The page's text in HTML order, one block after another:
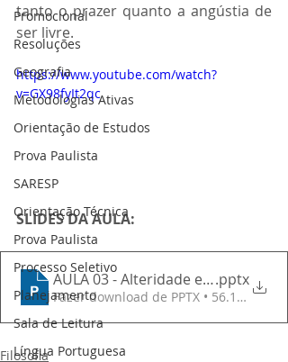
Promocional
Resoluções
Geografia
Metodologias Ativas
Orientação de Estudos
Prova Paulista
SARESP
Orientação Técnica
Prova Paulista
Processo Seletivo
Planejamento
Sala de Leitura
Língua Portuguesa
tanto o prazer quanto a angústia de
ser livre.
https://www.youtube.com/watch?
v=GX98fyIt2qc
SLIDES DA AULA:
AULA 03 - Alteridade e empatia
.pptx
Fazer download de PPTX • 56.13MB
Filosofia